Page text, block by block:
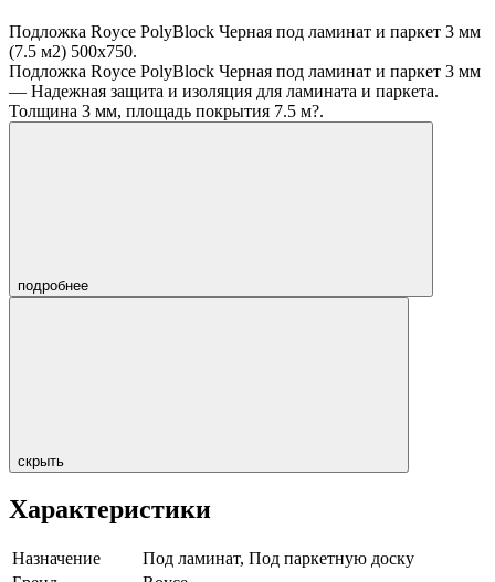
Подложка Royce PolyBlock Черная под ламинат и паркет 3 мм
(7.5 м2) 500х750.
Подложка Royce PolyBlock Черная под ламинат и паркет 3 мм
— Надежная защита и изоляция для ламината и паркета.
Толщина 3 мм, площадь покрытия 7.5 м?.
подробнее
скрыть
Характеристики
Назначение
Под ламинат, Под паркетную доску